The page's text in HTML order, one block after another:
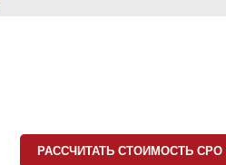
РАССЧИТАТЬ СТОИМОСТЬ СРО